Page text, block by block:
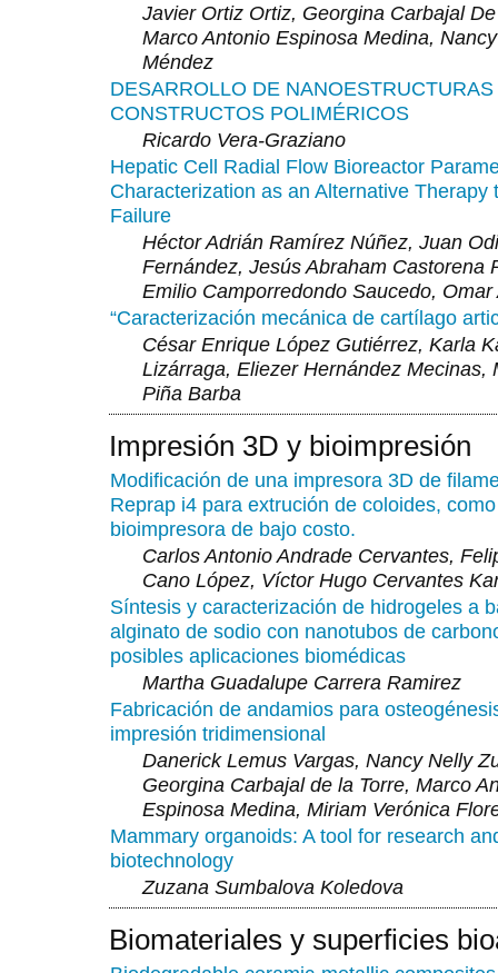
Javier Ortiz Ortiz, Georgina Carbajal
Marco Antonio Espinosa Medina,
Méndez
DESARROLLO DE NANOESTRUCTURAS
CONSTRUCTOS POLIMÉRICOS
Ricardo Vera-Graziano
Hepatic Cell Radial Flow Bioreactor
Characterization as an Alternative Therapy
Failure
Héctor Adrián Ramírez Núñez, Juan
Fernández, Jesús Abraham Castorena
Emilio Camporredondo Saucedo,
“Caracterización mecánica de cartílago
César Enrique López Gutiérrez, Karla
Lizárraga, Eliezer Hernández Mecinas,
Piña Barba
Impresión 3D y bioimpresión
Modificación de una impresora 3D de
Reprap i4 para extrución de coloides,
bioimpresora de bajo costo.
Carlos Antonio Andrade Cervantes,
Cano López, Víctor Hugo Cervantes
Síntesis y caracterización de hidrogeles a
alginato de sodio con nanotubos de
posibles aplicaciones biomédicas
Martha Guadalupe Carrera Ramirez
Fabricación de andamios para
impresión tridimensional
Danerick Lemus Vargas, Nancy Nelly
Georgina Carbajal de la Torre, Marco
Espinosa Medina, Miriam Verónica
Mammary organoids: A tool for research
biotechnology
Zuzana Sumbalova Koledova
Biomateriales y superficies